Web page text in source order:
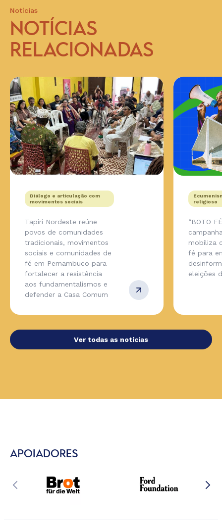
Notícias
NOTÍCIAS
RELACIONADAS
Diálogo e articulação com
movimentos sociais
Tapiri Nordeste reúne
povos de comunidades
tradicionais, movimentos
sociais e comunidades de
fé em Pernambuco para
fortalecer a resistência
aos fundamentalismos e
defender a Casa Comum
religioso
“BOTO
mobiliza
fé para
eleições
Ver todas as notícias
APOIADORES